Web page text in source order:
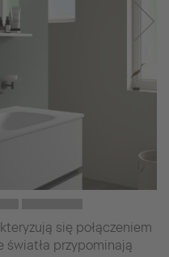
się połączeniem
przypominają